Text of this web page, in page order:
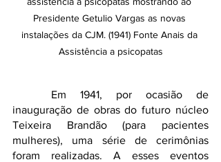
Presidente Getulio Vargas as novas
instalações da CJM. (1941) Fonte Anais da
Assistência a psicopatas
inauguração de obras do futuro núcleo
Teixeira Brandão (para pacientes
mulheres), uma série de cerimônias
foram realizadas. A esses eventos